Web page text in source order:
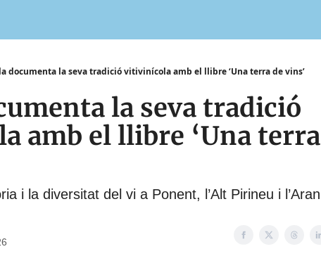
documenta la seva tradició vitivinícola amb el llibre ‘Una terra de vins’
la seva tradició
amb el llibre ‘Una terra
i la diversitat del vi a Ponent, l’Alt Pirineu i l’Aran